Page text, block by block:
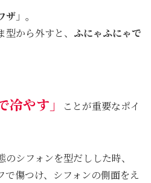
ザ 」。
から外すと、 ふにゃふにゃで
冷やす 」
ことが重要なポイ
シフォンを型だしした時、
で傷つけ、シフォンの側面をえ